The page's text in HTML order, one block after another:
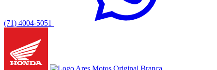
(71) 4004-5051